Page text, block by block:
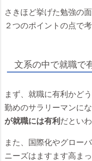
さきほど挙げた勉強の
２つのポイントの点で
文系の中で就職で
まず、就職に有利かど
勤めのサラリーマンにな
が就職には有利だとい
また、国際化やグロー
ニーズはますます高まっ